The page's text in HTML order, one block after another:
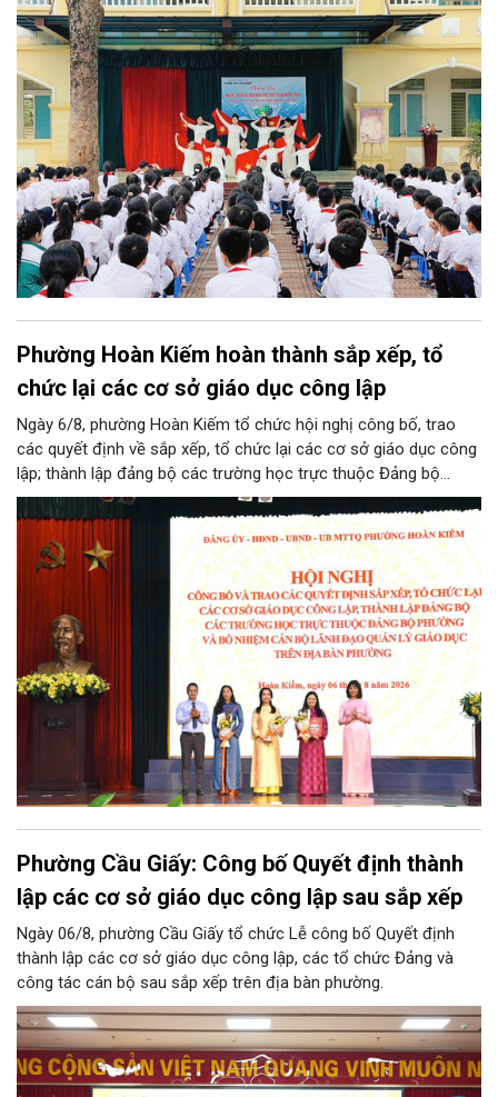
đầu mối đơn vị, tỷ lệ tinh gọn đạt 57,69%.
Phường Hoàn Kiếm hoàn thành sắp xếp, tổ
chức lại các cơ sở giáo dục công lập
Ngày 6/8, phường Hoàn Kiếm tổ chức hội nghị công bố, trao
các quyết định về sắp xếp, tổ chức lại các cơ sở giáo dục công
lập; thành lập đảng bộ các trường học trực thuộc Đảng bộ
phường, chỉ định các đồng chí tham gia cấp ủy, Bí thư, Phó Bí
thư Đảng ủy, bổ nhiệm cán bộ lãnh đạo, quản lý giáo dục.
Phường Cầu Giấy: Công bố Quyết định thành
lập các cơ sở giáo dục công lập sau sắp xếp
Ngày 06/8, phường Cầu Giấy tổ chức Lễ công bố Quyết định
thành lập các cơ sở giáo dục công lập, các tổ chức Đảng và
công tác cán bộ sau sắp xếp trên địa bàn phường.